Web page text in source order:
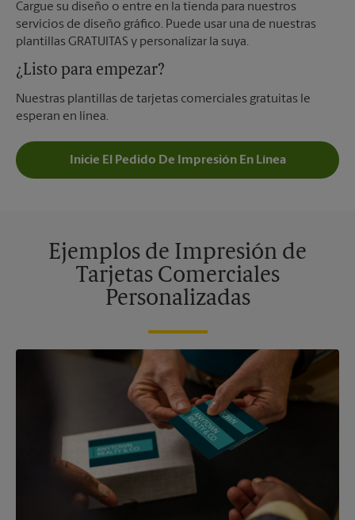
Cargue su diseño o entre en la tienda para nuestros
servicios de diseño gráfico. Puede usar una de nuestras
plantillas GRATUITAS y personalizar la suya.
¿Listo para empezar?
Nuestras plantillas de tarjetas comerciales gratuitas le
esperan en línea.
Inicie El Pedido De Impresión En Línea
Ejemplos de Impresión de
Tarjetas Comerciales
Personalizadas